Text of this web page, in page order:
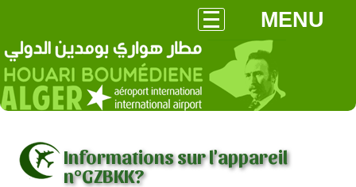
MENU
Informations sur l'appareil
n°GZBKK?